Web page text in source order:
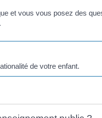
et vous vous posez des
de votre enfant.